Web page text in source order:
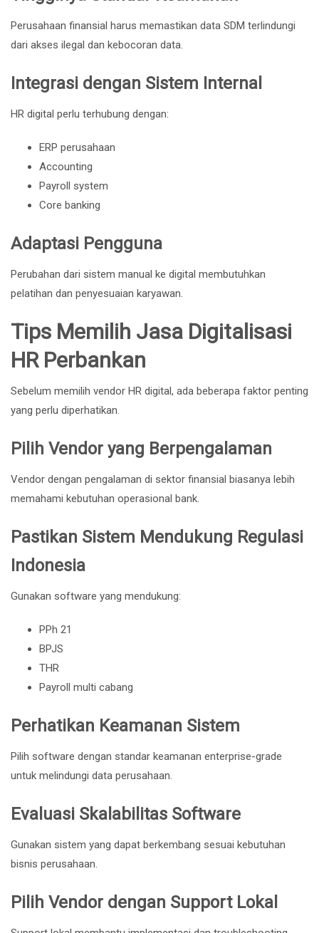
Perusahaan finansial harus memastikan data SDM terlindungi
dari akses ilegal dan kebocoran data.
Integrasi dengan Sistem Internal
HR digital perlu terhubung dengan:
ERP perusahaan
Accounting
Payroll system
Core banking
Adaptasi Pengguna
Perubahan dari sistem manual ke digital membutuhkan
pelatihan dan penyesuaian karyawan.
Tips Memilih Jasa Digitalisasi
HR Perbankan
Sebelum memilih vendor HR digital, ada beberapa faktor penting
yang perlu diperhatikan.
Pilih Vendor yang Berpengalaman
Vendor dengan pengalaman di sektor finansial biasanya lebih
memahami kebutuhan operasional bank.
Pastikan Sistem Mendukung Regulasi
Indonesia
Gunakan software yang mendukung:
PPh 21
BPJS
THR
Payroll multi cabang
Perhatikan Keamanan Sistem
Pilih software dengan standar keamanan enterprise-grade
untuk melindungi data perusahaan.
Evaluasi Skalabilitas Software
Gunakan sistem yang dapat berkembang sesuai kebutuhan
bisnis perusahaan.
Pilih Vendor dengan Support Lokal